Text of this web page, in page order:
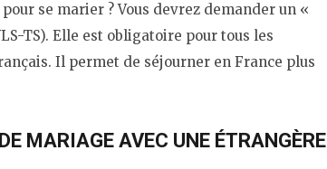
se marier ? Vous devrez demander un «
TS). Elle est obligatoire pour tous les
Il permet de séjourner en France plus
MARIAGE AVEC UNE ÉTRANGÈRE